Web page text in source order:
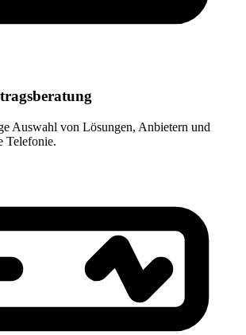
Auswahl von Lösungen, Anbietern und
Telefonie.